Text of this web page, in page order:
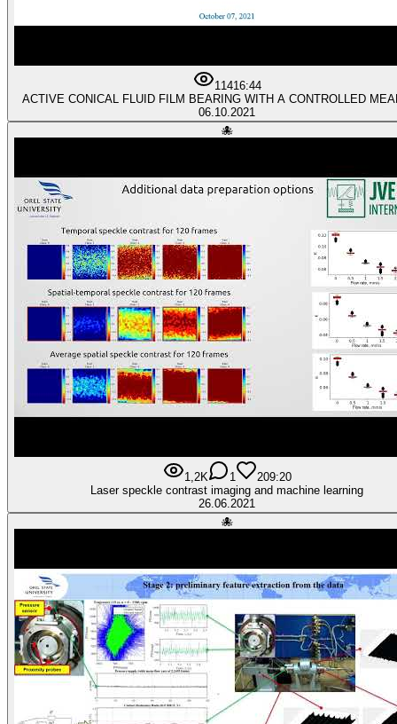
11416:44
ACTIVE CONICAL FLUID FILM BEARING WITH A CONTROLLED
06.10.2021
🐙
1,2K 1 209:20
Laser speckle contrast imaging and machine learning
26.06.2021
🐙